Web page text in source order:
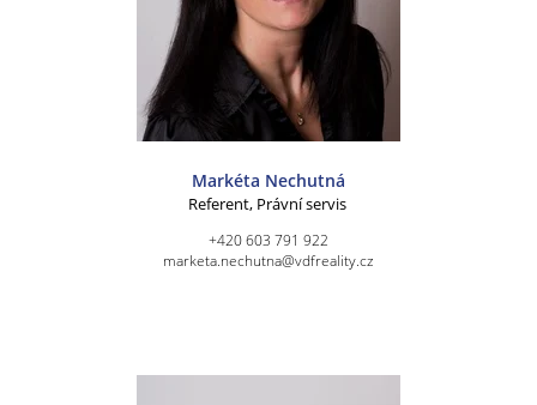
Markéta Nechutná
Referent, Právní servis
+420 603 791 922
marketa.nechutna@vdfreality.cz